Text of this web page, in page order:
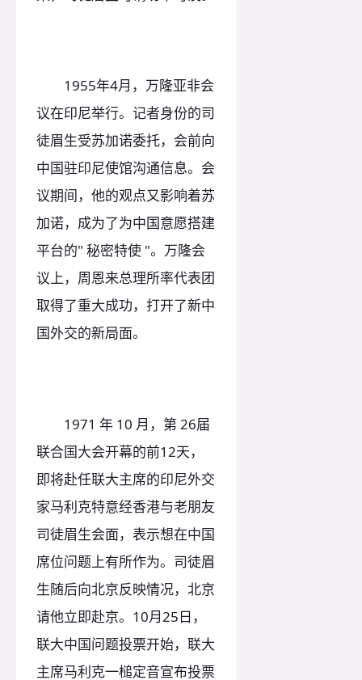
1955年4月，万隆亚非会
议在印尼举行。记者身份的司
徒眉生受苏加诺委托，会前向
中国驻印尼使馆沟通信息。会
议期间，他的观点又影响着苏
加诺，成为了为中国意愿搭建
平台的" 秘密特使 "。万隆会
议上，周恩来总理所率代表团
取得了重大成功，打开了新中
国外交的新局面。
1971 年 10 月，第 26届
联合国大会开幕的前12天，
即将赴任联大主席的印尼外交
家马利克特意经香港与老朋友
司徒眉生会面，表示想在中国
席位问题上有所作为。司徒眉
生随后向北京反映情况，北京
请他立即赴京。10月25日，
联大中国问题投票开始，联大
主席马利克一槌定音宣布投票